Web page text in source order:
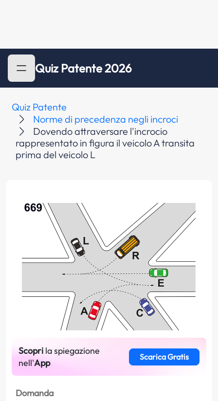
Quiz Patente 2026
Quiz Patente
Norme di precedenza negli incroci
Dovendo attraversare l'incrocio
rappresentato in figura il veicolo A transita
prima del veicolo L
Scopri la spiegazione
nell'App
Scarica Gratis
Domanda